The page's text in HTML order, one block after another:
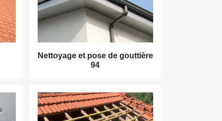
Nettoyage et pose de gouttière
94